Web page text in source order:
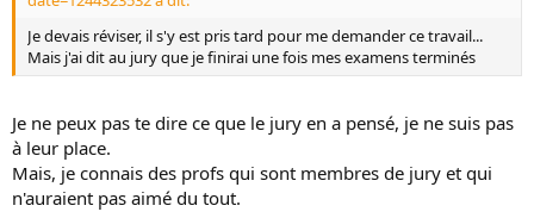
Je devais réviser, il s'y est pris tard pour me demander ce travail...
Mais j'ai dit au jury que je finirai une fois mes examens terminés
Je ne peux pas te dire ce que le jury en a pensé, je ne suis pas
à leur place.
Mais, je connais des profs qui sont membres de jury et qui
n'auraient pas aimé du tout.